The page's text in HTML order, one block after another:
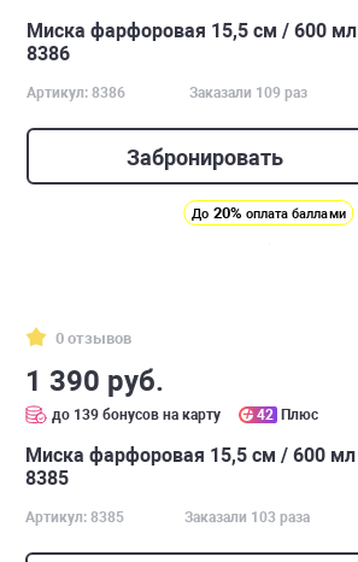
Миска фарфоровая 15,5 см / 600 мл
8386
Артикул: 8386 Заказали 109 раз
Забронировать
До 20% оплата баллами
0 отзывов
1 390 руб.
до 139 бонусов на карту 42 Плюс
Миска фарфоровая 15,5 см / 600 мл
8385
Артикул: 8385 Заказали 103 раза